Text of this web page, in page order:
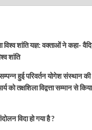
शांति यज्ञ: वक्ताओं ने कहा-
शांति
हुई परिवर्तन योगेश संस्थान की
को तक्षशिला विद्वत्ता सम्मान से
विदा हो गया है ?